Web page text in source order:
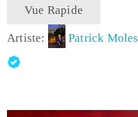
Vue Rapide
Artiste: Patrick Moles